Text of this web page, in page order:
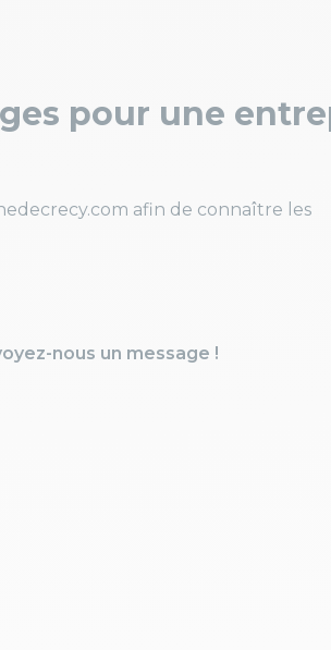
pour une
afin de connaître les
nous un message !